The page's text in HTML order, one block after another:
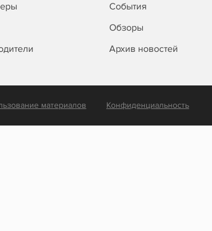
События
Обзоры
Архив новостей
материалов Конфиденциальность